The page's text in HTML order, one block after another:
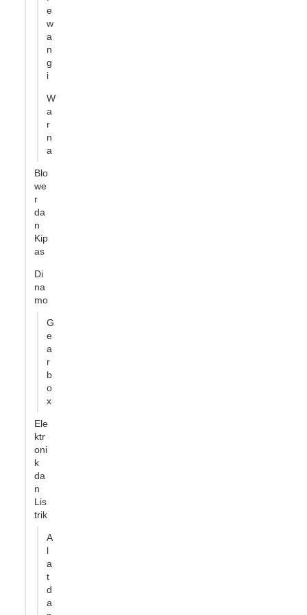
e
w
a
n
g
i
W
a
r
n
a
Blo
we
r
da
n
Kip
as
Di
na
mo
G
e
a
r
b
o
x
Ele
ktr
oni
k
da
n
Lis
trik
A
l
a
t
d
a